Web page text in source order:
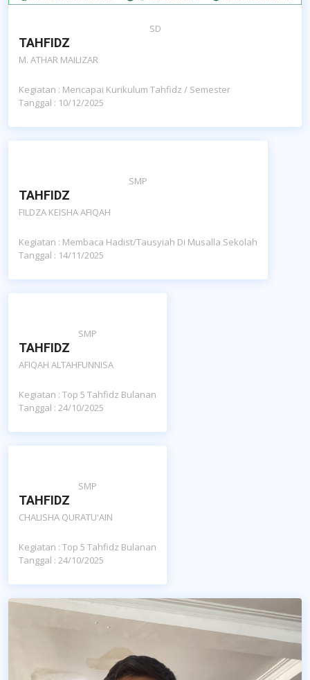
SD
TAHFIDZ
M. ATHAR MAILIZAR
Kegiatan : Mencapai Kurikulum Tahfidz / Semester
Tanggal : 10/12/2025
SMP
TAHFIDZ
FILDZA KEISHA AFIQAH
Kegiatan : Membaca Hadist/tausyiah Di Musalla Sekolah
Tanggal : 14/11/2025
SMP
TAHFIDZ
AFIQAH ALTAHFUNNISA
Kegiatan : Top 5 Tahfidz Bulanan
Tanggal : 24/10/2025
SMP
TAHFIDZ
CHALISHA QURATU'AIN
Kegiatan : Top 5 Tahfidz Bulanan
Tanggal : 24/10/2025